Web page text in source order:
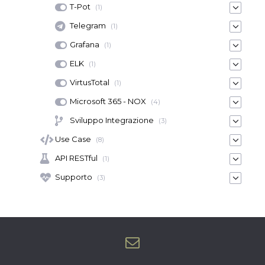
T-Pot (1)
Telegram (1)
Grafana (1)
ELK (1)
VirtusTotal (1)
Microsoft 365 - NOX (4)
Sviluppo Integrazione (3)
Use Case (8)
API RESTful (1)
Supporto (3)